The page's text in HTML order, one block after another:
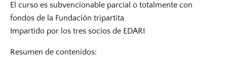
El curso es subvencionable parcial o totalmente con
fondos de la Fundación tripartita
Impartido por los tres socios de EDARI
Resumen de contenidos: